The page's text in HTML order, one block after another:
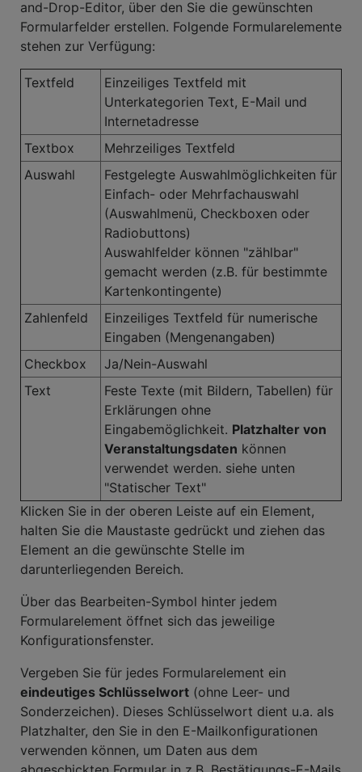
and-Drop-Editor, über den Sie die gewünschten
Formularfelder erstellen. Folgende Formularelemente
stehen zur Verfügung:
Textfeld
Einzeiliges Textfeld mit
Unterkategorien Text, E-Mail und
Internetadresse
Textbox
Mehrzeiliges Textfeld
Auswahl
Festgelegte Auswahlmöglichkeiten für
Einfach- oder Mehrfachauswahl
(Auswahlmenü, Checkboxen oder
Radiobuttons)
Auswahlfelder können "zählbar"
gemacht werden (z.B. für bestimmte
Kartenkontingente)
Zahlenfeld
Einzeiliges Textfeld für numerische
Eingaben (Mengenangaben)
Checkbox
Ja/Nein-Auswahl
Text
Feste Texte (mit Bildern, Tabellen) für
Erklärungen ohne
Eingabemöglichkeit. Platzhalter von
Veranstaltungsdaten können
verwendet werden. siehe unten
"Statischer Text"
Klicken Sie in der oberen Leiste auf ein Element,
halten Sie die Maustaste gedrückt und ziehen das
Element an die gewünschte Stelle im
darunterliegenden Bereich.
Über das Bearbeiten-Symbol hinter jedem
Formularelement öffnet sich das jeweilige
Konfigurationsfenster.
Vergeben Sie für jedes Formularelement ein
eindeutiges Schlüsselwort (ohne Leer- und
Sonderzeichen). Dieses Schlüsselwort dient u.a. als
Platzhalter, den Sie in den E-Mailkonfigurationen
verwenden können, um Daten aus dem